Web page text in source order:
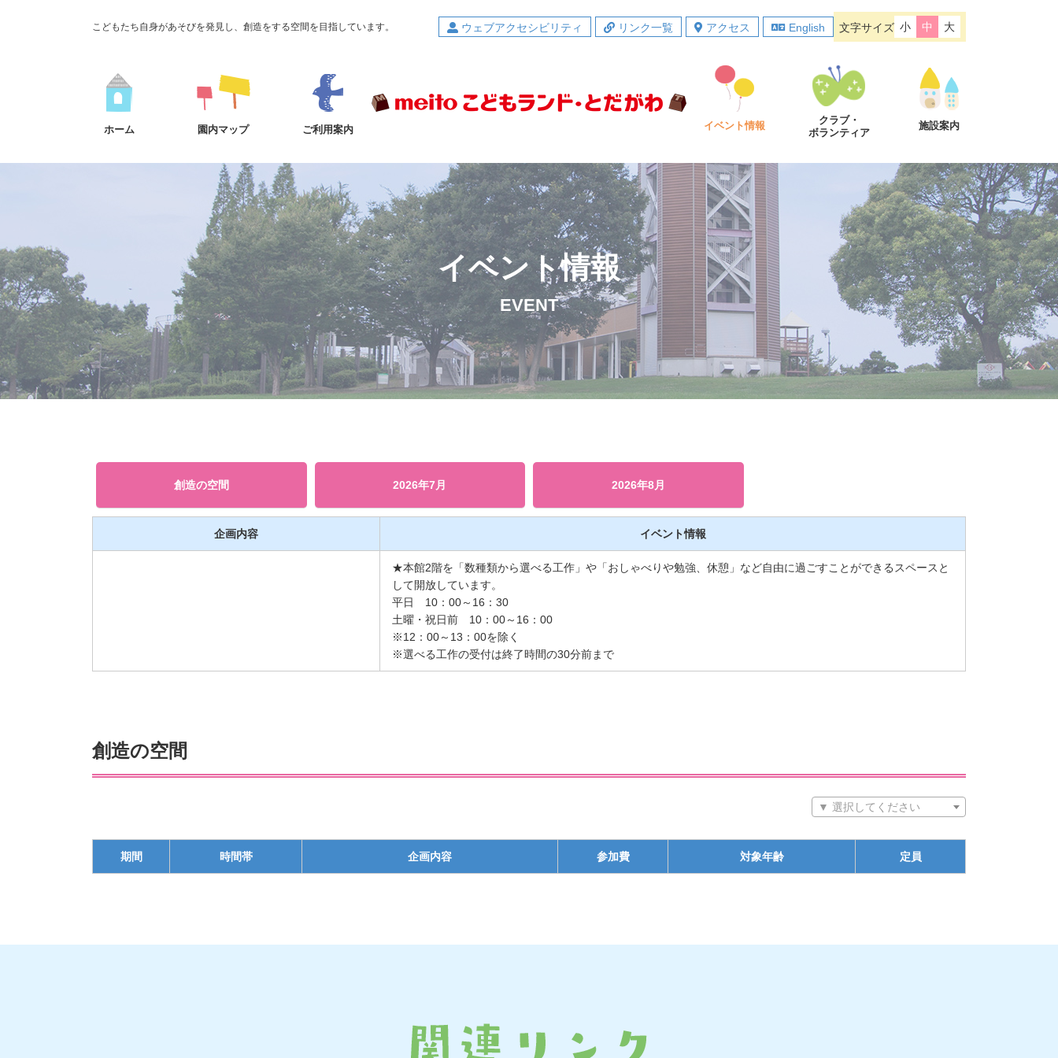
こどもたち自身があそびを発見し、創造をする空間を目指しています。 ウェブアクセシビリティ リンク一覧 アクセス English 文字サイズ 小 中 大
ホーム 園内マップ ご利用案内 イベント情報
クラブ・
ボランティア
施設案内
イベント情報
EVENT
創造の空間 2026年7月 2026年8月
企画内容 イベント情報
★本館2階を「数種類から選べる工作」や「おしゃべりや勉強、休憩」など自由に過ごすことができるスペースと
して開放しています。
平日 10：00～16：30
土曜・祝日前 10：00～16：00
※12：00～13：00を除く
※選べる工作の受付は終了時間の30分前まで
創造の空間
▼ 選択してください
期間 時間帯 企画内容 参加費 対象年齢 定員